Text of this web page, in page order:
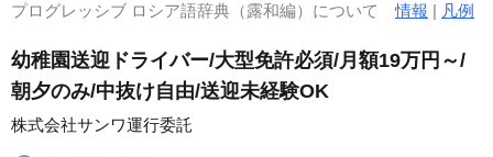
プログレッシブ ロシア語辞典（露和編）について情報 | 凡例
幼稚園送迎ドライバー/大型免許必須/月額19万円～/
朝夕のみ/中抜け自由/送迎未経験OK
株式会社サンワ運行委託